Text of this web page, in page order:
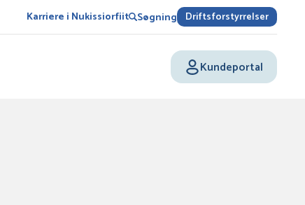
Karriere i Nukissiorfiit Søgning Driftsforstyrrelser
Kundeportal